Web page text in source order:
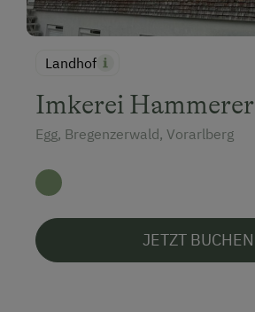
Landhof
Imkerei Hammerer
Egg, Bregenzerwald, Vorarlberg
JETZT BUCHEN